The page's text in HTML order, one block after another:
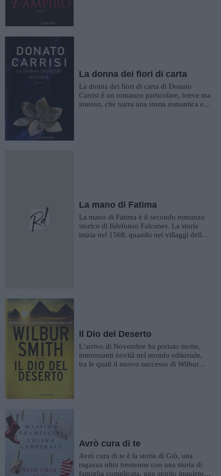
La donna dei fiori di carta
La donna dei fiori di carta di Donato
Carrisi è un romanzo particolare, breve ma
intenso, che narra una storia romantica e
La mano di Fatima
La mano di Fatima è il secondo romanzo
storico di Ildefonso Falcones. La storia
inizia nel 1568, quando nei villaggi delle
Il Dio del Deserto
L’arrivo di Novembre ha portato molte,
interessanti novità nel mondo editoriale,
tra le quali il nuovo successo di Wilbur
Avrò cura di te
Avrò cura di te è la storia di Giò, una
ragazza ultra trentenne con una storia di
famiglia complicata, uno spirito inquieto e